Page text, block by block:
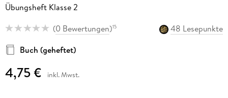
Übungsheft Klasse 2
(0 Bewertungen)15
48 Lesepunkte
Buch (geheftet)
4,75 € inkl. Mwst.